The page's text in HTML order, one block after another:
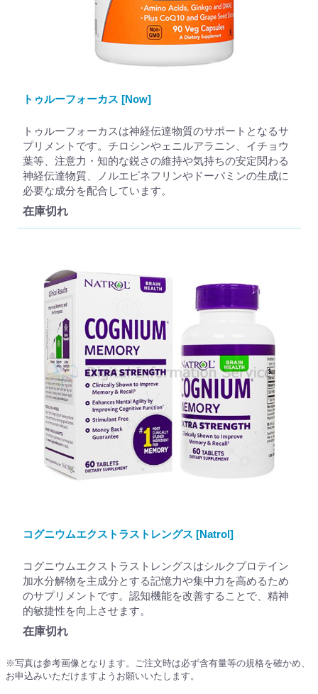
トゥルーフォーカス [Now]
トゥルーフォーカスは神経伝達物質のサポートとなるサ
プリメントです。チロシンやェニルアラニン、イチョウ
葉等、注意力・知的な鋭さの維持や気持ちの安定関わる
神経伝達物質、ノルエピネフリンやドーパミンの生成に
必要な成分を配合しています。
在庫切れ
コグニウムエクストラストレングス [Natrol]
コグニウムエクストラストレングスはシルクプロテイン
加水分解物を主成分とする記憶力や集中力を高めるため
のサプリメントです。認知機能を改善することで、精神
的敏捷性を向上させます。
在庫切れ
※写真は参考画像となります。ご注文時は必ず含有量等の規格を確かめ、
お申込みいただけますようお願いいたします。